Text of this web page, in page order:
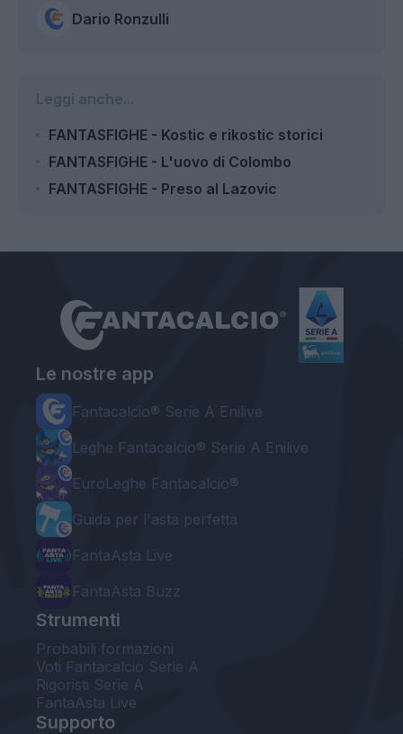
Dario Ronzulli
FANTASFIGHE - Kostic e rikostic storici
FANTASFIGHE - L'uovo di Colombo
FANTASFIGHE - Preso al Lazovic
Le nostre app
Fantacalcio® Serie A Enilive
Leghe Fantacalcio® Serie A Enilive
EuroLeghe Fantacalcio®
Guida per l'asta perfetta
FantaAsta Live
FantaAsta Buzz
Strumenti
Probabili formazioni
Voti Fantacalcio Serie A
Rigoristi Serie A
FantaAsta Live
Supporto